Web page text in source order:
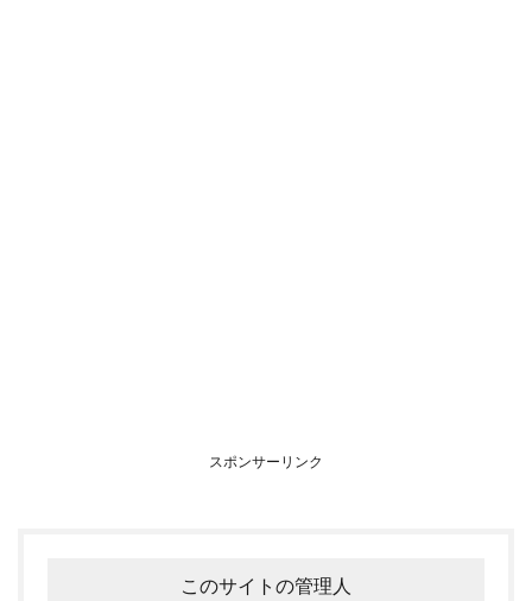
スポンサーリンク
このサイトの管理人